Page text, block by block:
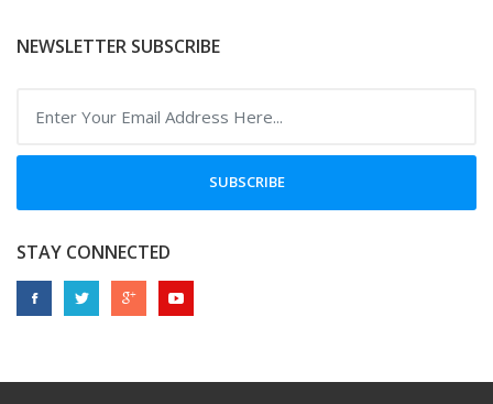
NEWSLETTER SUBSCRIBE
SUBSCRIBE
STAY CONNECTED